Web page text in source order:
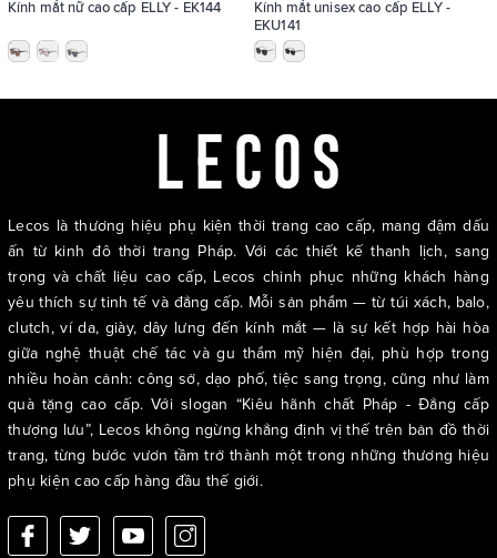
Kính mắt nữ cao cấp ELLY - EK144
Kính mắt unisex cao cấp ELLY -
EKU141
Lecos là thương hiệu phụ kiện thời trang cao cấp, mang đậm dấu
ấn từ kinh đô thời trang Pháp. Với các thiết kế thanh lịch, sang
trọng và chất liệu cao cấp, Lecos chinh phục những khách hàng
yêu thích sự tinh tế và đẳng cấp. Mỗi sản phẩm — từ túi xách, balo,
clutch, ví da, giày, dây lưng đến kính mắt — là sự kết hợp hài hòa
giữa nghệ thuật chế tác và gu thẩm mỹ hiện đại, phù hợp trong
nhiều hoàn cảnh: công sở, dạo phố, tiệc sang trọng, cũng như làm
quà tặng cao cấp. Với slogan “Kiêu hãnh chất Pháp - Đẳng cấp
thượng lưu”, Lecos không ngừng khẳng định vị thế trên bản đồ thời
trang, từng bước vươn tầm trở thành một trong những thương hiệu
phụ kiện cao cấp hàng đầu thế giới.